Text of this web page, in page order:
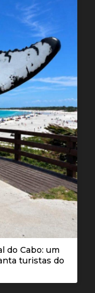
do Cabo: um
turistas do